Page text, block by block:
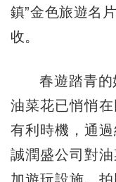
鎮”金色旅遊名
收。
春遊踏青的
油菜花已悄悄
有利時機，通
誠潤盛公司對
加遊玩設施、